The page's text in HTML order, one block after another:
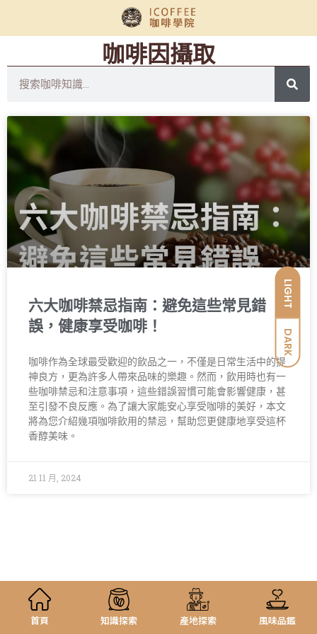
LIGHT
DARK
咖啡因攝取
六大咖啡禁忌指南：避免這些常見錯
誤，健康享受咖啡！
咖啡作為全球最受歡迎的飲品之一，不僅是日常生活中的提
神良方，更為許多人帶來品味的樂趣。然而，飲用時也有一
些咖啡禁忌和注意事項，這些錯誤習慣可能會影響健康，甚
至引發不良反應。為了讓大家能安心享受咖啡的美好，本文
將為您介紹幾項咖啡飲用的禁忌，幫助您更健康地享受這杯
香醇美味。
21 11 月, 2024
首頁 知識探索 產地探索 風味品鑑